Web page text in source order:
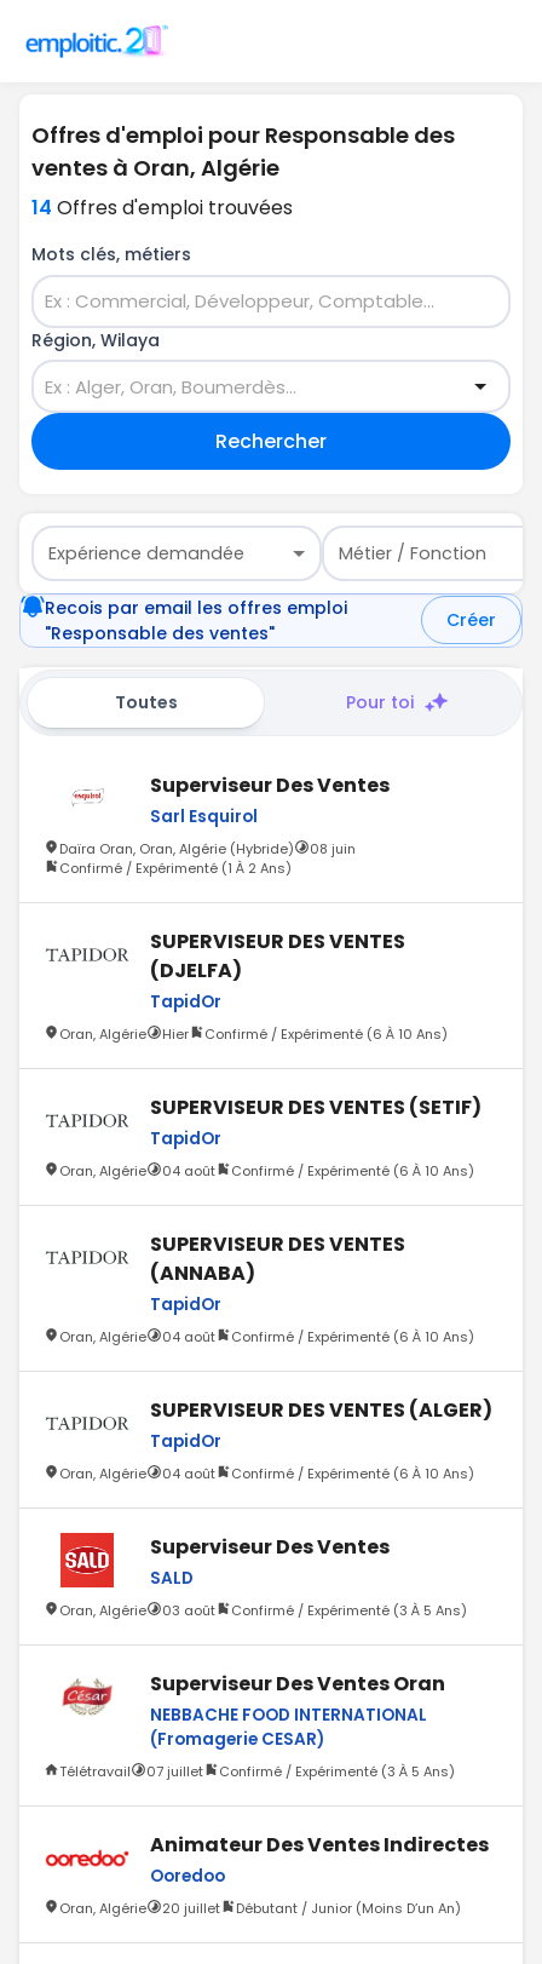
Offres d'emploi pour Responsable des
ventes à Oran, Algérie
14 Offres d'emploi trouvées
Mots clés, métiers
Région, Wilaya
Rechercher
Expérience demandée Métier / Fonction
Recois par email les offres emploi
"Responsable des ventes"
Créer
Toutes Pour toi
Superviseur Des Ventes
Sarl Esquirol
Daïra Oran, Oran, Algérie (Hybride)
08 juin
Confirmé / Expérimenté (1 À 2 Ans)
SUPERVISEUR DES VENTES
(DJELFA)
TapidOr
Oran, Algérie Hier Confirmé / Expérimenté (6 À 10 Ans)
SUPERVISEUR DES VENTES (SETIF)
TapidOr
Oran, Algérie 04 août Confirmé / Expérimenté (6 À 10 Ans)
SUPERVISEUR DES VENTES
(ANNABA)
TapidOr
Oran, Algérie 04 août Confirmé / Expérimenté (6 À 10 Ans)
SUPERVISEUR DES VENTES (ALGER)
TapidOr
Oran, Algérie 04 août Confirmé / Expérimenté (6 À 10 Ans)
Superviseur Des Ventes
SALD
Oran, Algérie 03 août Confirmé / Expérimenté (3 À 5 Ans)
Superviseur Des Ventes Oran
NEBBACHE FOOD INTERNATIONAL
(Fromagerie CESAR)
Télétravail 07 juillet Confirmé / Expérimenté (3 À 5 Ans)
Animateur Des Ventes Indirectes
Ooredoo
Oran, Algérie 20 juillet Débutant / Junior (Moins D’un An)